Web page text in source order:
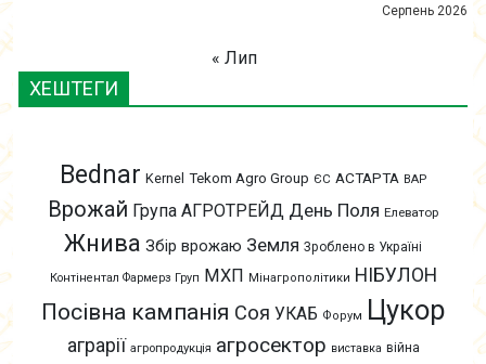
Серпень 2026
« Лип
ХЕШТЕГИ
Bednar Kernel Tekom Agro Group ЄС АСТАРТА ВАР
Врожай Група АГРОТРЕЙД День Поля Елеватор
Жнива Збір врожаю Земля Зроблено в Україні
Контінентал Фармерз Груп МХП Мінагрополітики НІБУЛОН
Посівна кампанія Соя УКАБ Форум Цукор
аграрії агропродукція агросектор виставка війна